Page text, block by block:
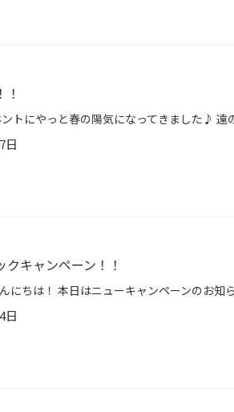
日
クキャンペーン！！
日